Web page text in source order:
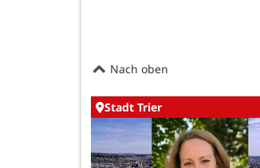
Nach oben
Stadt Trier